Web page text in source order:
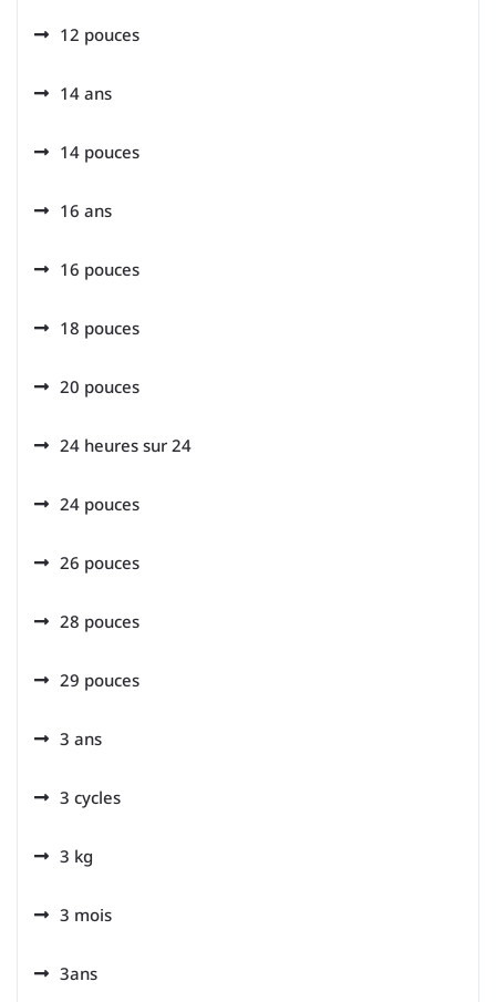
12 pouces
14 ans
14 pouces
16 ans
16 pouces
18 pouces
20 pouces
24 heures sur 24
24 pouces
26 pouces
28 pouces
29 pouces
3 ans
3 cycles
3 kg
3 mois
3ans